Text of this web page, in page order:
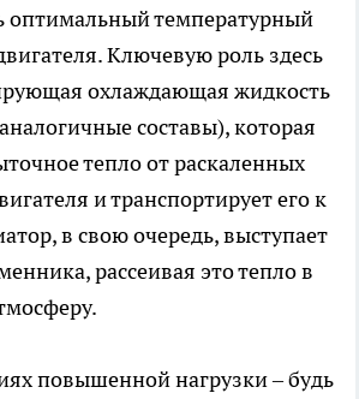
оптимальный температурный
Ключевую роль здесь
охлаждающая жидкость
составы), которая
тепло от раскаленных
и транспортирует его к
в свою очередь, выступает
рассеивая это тепло в
повышенной нагрузки – будь